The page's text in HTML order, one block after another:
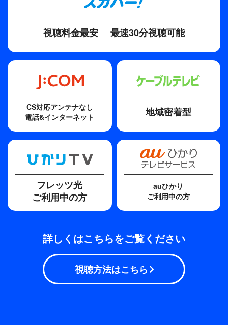
久世光彦、宮田吉雄、服部晴治 ほか
向田邦子（原案）
向田邦子、福田陽一郎
視聴料金最安 最速30分視聴可能
CS対応アンテナなし
電話&インターネット
地域密着型
フレッツ光
ご利用中の方
auひかり
ご利用中の方
詳しくはこちらをご覧ください
視聴方法はこちら